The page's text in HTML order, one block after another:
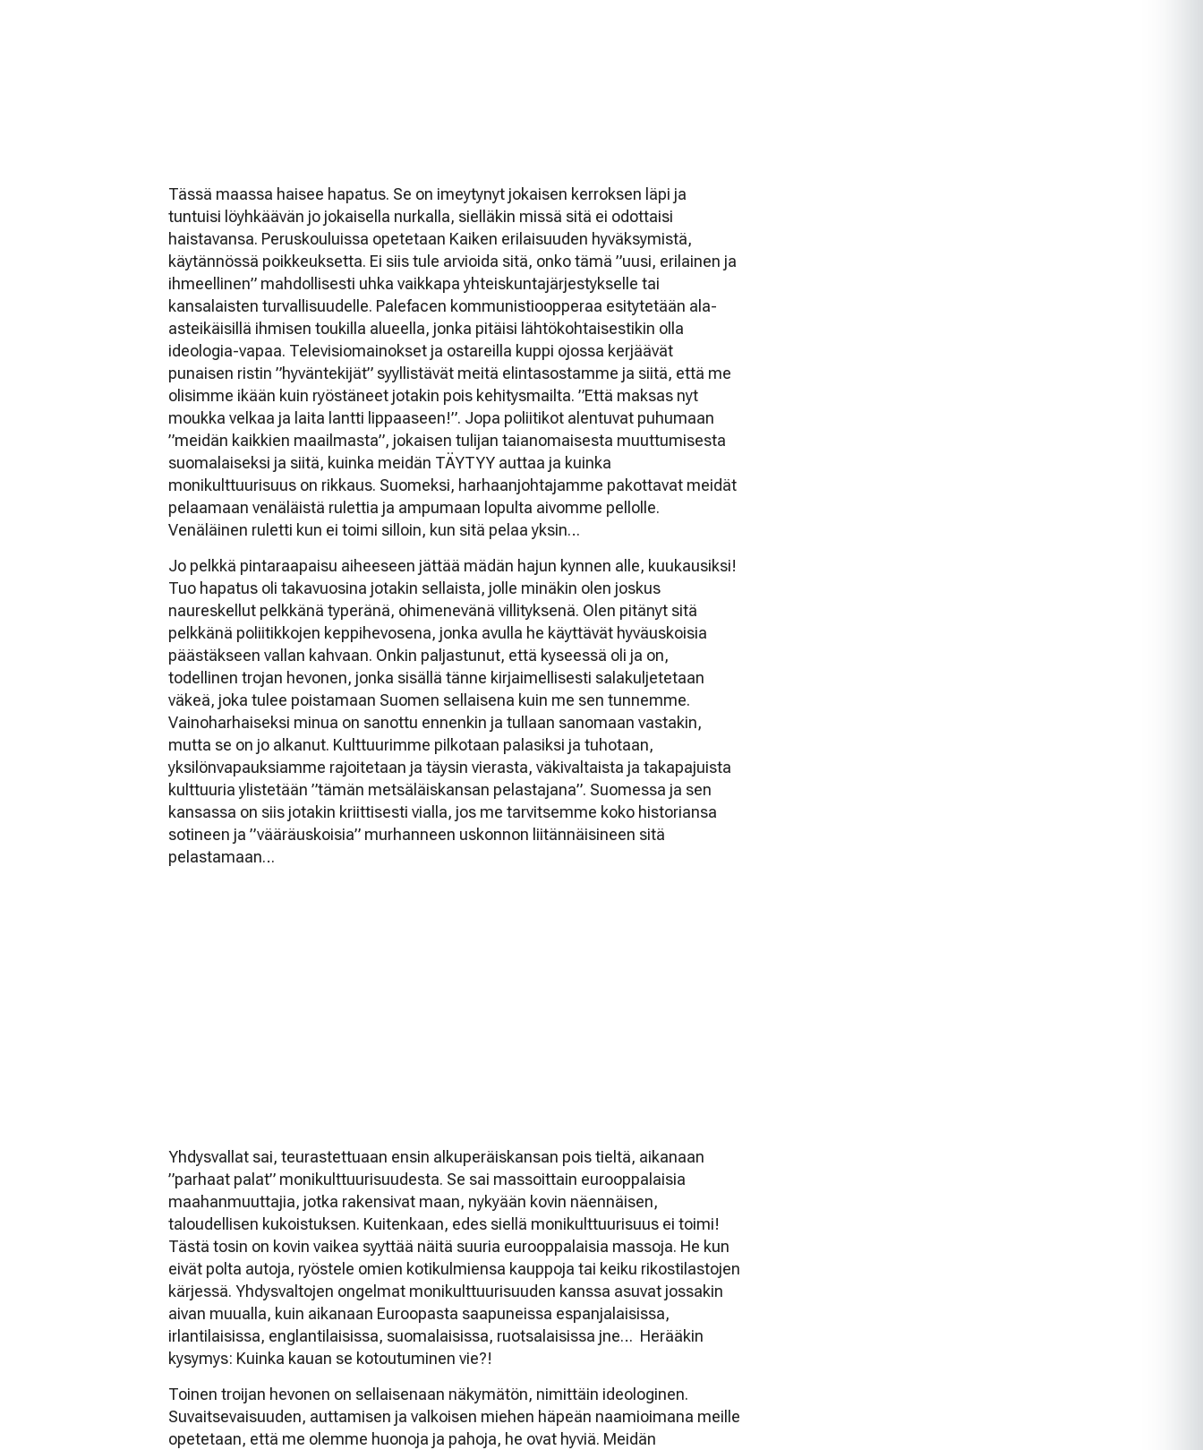
Tässä maassa haisee hapatus. Se on imeytynyt jokaisen kerroksen läpi ja
tuntuisi löyhkäävän jo jokaisella nurkalla, sielläkin missä sitä ei odottaisi
haistavansa. Peruskouluissa opetetaan Kaiken erilaisuuden hyväksymistä,
käytännössä poikkeuksetta. Ei siis tule arvioida sitä, onko tämä ”uusi, erilainen ja
ihmeellinen” mahdollisesti uhka vaikkapa yhteiskuntajärjestykselle tai
kansalaisten turvallisuudelle. Palefacen kommunistioopperaa esitytetään ala-
asteikäisillä ihmisen toukilla alueella, jonka pitäisi lähtökohtaisestikin olla
ideologia-vapaa. Televisiomainokset ja ostareilla kuppi ojossa kerjäävät
punaisen ristin ”hyväntekijät” syyllistävät meitä elintasostamme ja siitä, että me
olisimme ikään kuin ryöstäneet jotakin pois kehitysmailta. ”Että maksas nyt
moukka velkaa ja laita lantti lippaaseen!”. Jopa poliitikot alentuvat puhumaan
”meidän kaikkien maailmasta”, jokaisen tulijan taianomaisesta muuttumisesta
suomalaiseksi ja siitä, kuinka meidän TÄYTYY auttaa ja kuinka
monikulttuurisuus on rikkaus. Suomeksi, harhaanjohtajamme pakottavat meidät
pelaamaan venäläistä rulettia ja ampumaan lopulta aivomme pellolle.
Venäläinen ruletti kun ei toimi silloin, kun sitä pelaa yksin…
Jo pelkkä pintaraapaisu aiheeseen jättää mädän hajun kynnen alle, kuukausiksi!
Tuo hapatus oli takavuosina jotakin sellaista, jolle minäkin olen joskus
naureskellut pelkkänä typeränä, ohimenevänä villityksenä. Olen pitänyt sitä
pelkkänä poliitikkojen keppihevosena, jonka avulla he käyttävät hyväuskoisia
päästäkseen vallan kahvaan. Onkin paljastunut, että kyseessä oli ja on,
todellinen trojan hevonen, jonka sisällä tänne kirjaimellisesti salakuljetetaan
väkeä, joka tulee poistamaan Suomen sellaisena kuin me sen tunnemme.
Vainoharhaiseksi minua on sanottu ennenkin ja tullaan sanomaan vastakin,
mutta se on jo alkanut. Kulttuurimme pilkotaan palasiksi ja tuhotaan,
yksilönvapauksiamme rajoitetaan ja täysin vierasta, väkivaltaista ja takapajuista
kulttuuria ylistetään ”tämän metsäläiskansan pelastajana”. Suomessa ja sen
kansassa on siis jotakin kriittisesti vialla, jos me tarvitsemme koko historiansa
sotineen ja ”vääräuskoisia” murhanneen uskonnon liitännäisineen sitä
pelastamaan…
Yhdysvallat sai, teurastettuaan ensin alkuperäiskansan pois tieltä, aikanaan
”parhaat palat” monikulttuurisuudesta. Se sai massoittain eurooppalaisia
maahanmuuttajia, jotka rakensivat maan, nykyään kovin näennäisen,
taloudellisen kukoistuksen. Kuitenkaan, edes siellä monikulttuurisuus ei toimi!
Tästä tosin on kovin vaikea syyttää näitä suuria eurooppalaisia massoja. He kun
eivät polta autoja, ryöstele omien kotikulmiensa kauppoja tai keiku rikostilastojen
kärjessä. Yhdysvaltojen ongelmat monikulttuurisuuden kanssa asuvat jossakin
aivan muualla, kuin aikanaan Euroopasta saapuneissa espanjalaisissa,
irlantilaisissa, englantilaisissa, suomalaisissa, ruotsalaisissa jne… Herääkin
kysymys: Kuinka kauan se kotoutuminen vie?!
Toinen troijan hevonen on sellaisenaan näkymätön, nimittäin ideologinen.
Suvaitsevaisuuden, auttamisen ja valkoisen miehen häpeän naamioimana meille
opetetaan, että me olemme huonoja ja pahoja, he ovat hyviä. Meidän